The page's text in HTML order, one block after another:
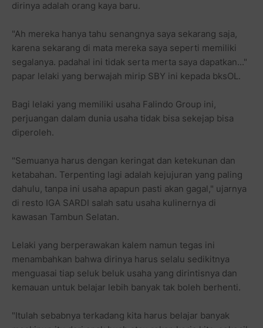
dirinya adalah orang kaya baru.
"Ah mereka hanya tahu senangnya saya sekarang saja,
karena sekarang di mata mereka saya seperti memiliki
segalanya. padahal ini tidak serta merta saya dapatkan..."
papar lelaki yang berwajah mirip SBY ini kepada bksOL.
Bagi lelaki yang memiliki usaha Falindo Group ini,
perjuangan dalam dunia usaha tidak bisa sekejap bisa
diperoleh.
"Semuanya harus dengan keringat dan ketekunan dan
ketabahan. Terpenting lagi adalah kejujuran yang paling
dahulu, tanpa ini usaha apapun pasti akan gagal," ujarnya
di resto IGA SARDI salah satu usaha kulinernya di
kawasan Tambun Selatan.
Lelaki yang berperawakan kalem namun tegas ini
menambahkan bahwa dirinya harus selalu sedikitnya
menguasai tiap seluk beluk usaha yang dirintisnya dan
kemauan untuk belajar lebih banyak tak boleh berhenti.
"Itulah sebabnya terkadang kita harus belajar banyak